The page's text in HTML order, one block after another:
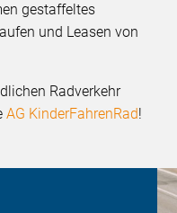
gestaffeltes
und Leasen von
Radverkehr
AG KinderFahrenRad!